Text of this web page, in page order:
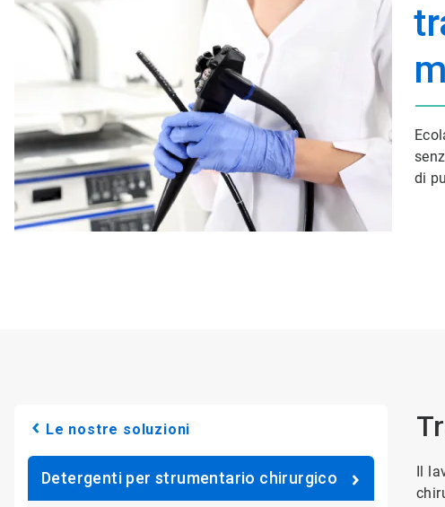
di
Le nostre soluzioni
Detergenti per strumentario chirurgico
Il